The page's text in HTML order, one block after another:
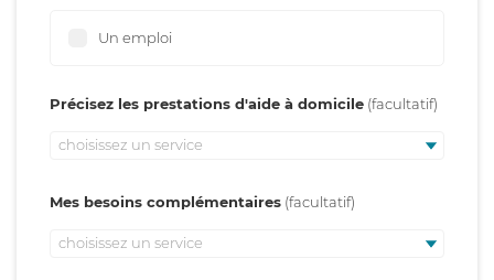
Un emploi
Précisez les prestations d'aide à domicile
choisissez un service
Mes besoins complémentaires
choisissez un service